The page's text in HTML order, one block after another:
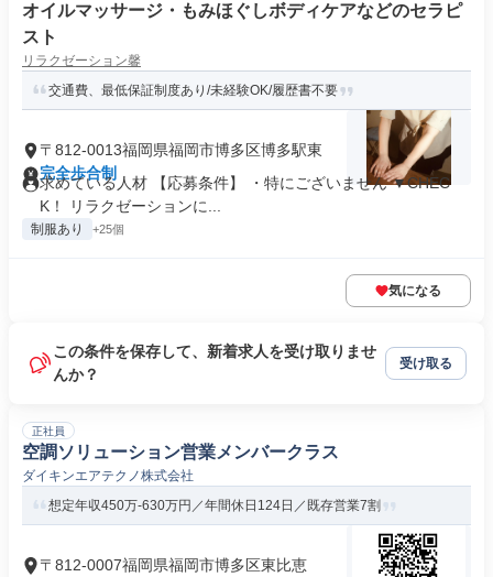
オイルマッサージ・もみほぐしボディケアなどのセラピ
スト
リラクゼーション馨
交通費、最低保証制度あり/未経験OK/履歴書不要
〒812-0013福岡県福岡市博多区博多駅東
完全歩合制
求めている人材 【応募条件】 ・特にございません ▼CHEC
K！ リラクゼーションに...
制服あり +25個
気になる
この条件を保存して、新着求人を受け取りませ
んか？
受け取る
正社員
空調ソリューション営業メンバークラス
ダイキンエアテクノ株式会社
想定年収450万-630万円／年間休日124日／既存営業7割
〒812-0007福岡県福岡市博多区東比恵